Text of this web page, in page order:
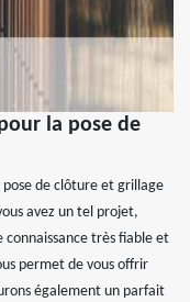
la pose de
pose de clôture et grillage
avez un tel projet,
connaissance très fiable et
permet de vous offrir
également un parfait